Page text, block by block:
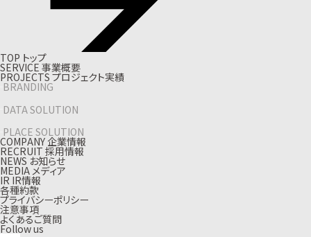
TOP トップ
SERVICE 事業概要
PROJECTS プロジェクト実績
BRANDING
DATA SOLUTION
PLACE SOLUTION
COMPANY企業情報
RECRUIT 採用情報
NEWS お知らせ
MEDIA メディア
IR IR情報
各種約款
プライバシーポリシー
注意事項
よくあるご質問
Follow us